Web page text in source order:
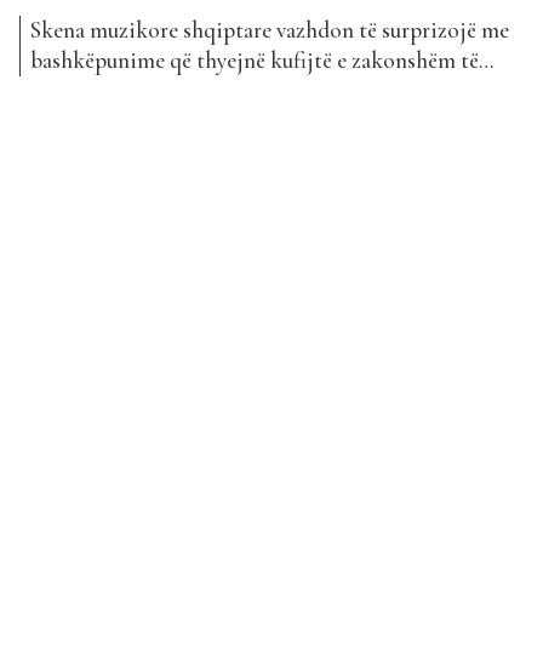
Skena muzikore shqiptare vazhdon të surprizojë me
bashkëpunime që thyejnë kufijtë e zakonshëm të